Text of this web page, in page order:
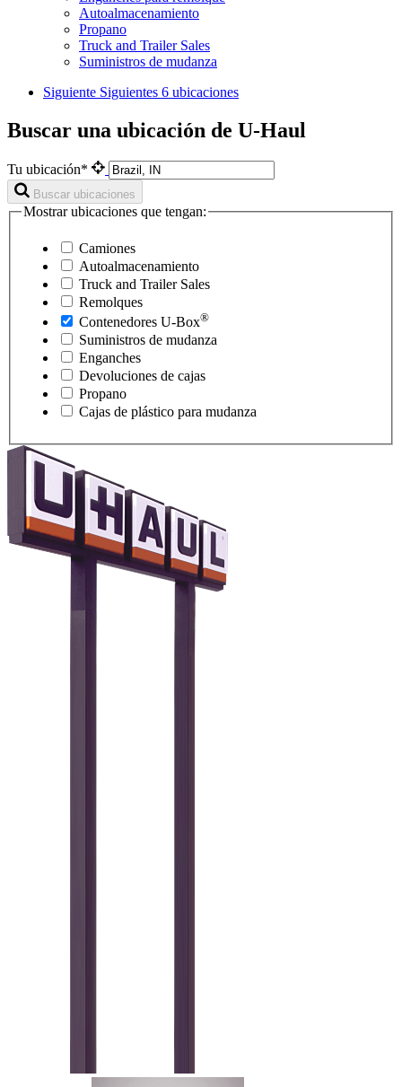
Autoalmacenamiento
Propano
Truck and Trailer Sales
Suministros de mudanza
Siguiente Siguientes 6 ubicaciones
Buscar una ubicación de U-Haul
Tu ubicación*
Buscar ubicaciones
Mostrar ubicaciones que tengan:
Camiones
Autoalmacenamiento
Truck and Trailer Sales
Remolques
Contenedores U-Box®
Suministros de mudanza
Enganches
Devoluciones de cajas
Propano
Cajas de plástico para mudanza